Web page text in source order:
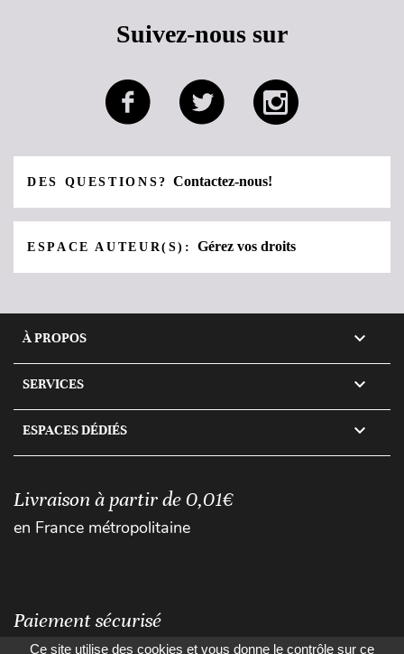
Suivez-nous sur
DES QUESTIONS?Contactez-nous!
ESPACE AUTEUR(S):Gérez vos droits
À PROPOS 
SERVICES 
ESPACES DÉDIÉS 
Livraison à partir de 0,01€
en France métropolitaine
Paiement sécurisé
Ce site utilise des cookies et vous donne le contrôle sur ce